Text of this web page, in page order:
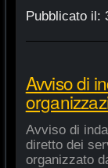
Pubblicato il:
Avviso di
Avviso di
diretto dei
organizzato